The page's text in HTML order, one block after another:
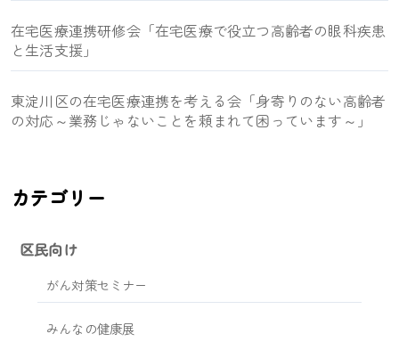
在宅医療連携研修会「在宅医療で役立つ高齢者の眼科疾患
と生活支援」
東淀川区の在宅医療連携を考える会「身寄りのない高齢者
の対応～業務じゃないことを頼まれて困っています～」
カテゴリー
区民向け
がん対策セミナー
みんなの健康展